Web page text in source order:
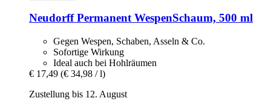
NeudorffPermanent WespenSchaum, 500 ml
Gegen Wespen, Schaben, Asseln & Co.
Sofortige Wirkung
Ideal auch bei Hohlräumen
€ 17,49 (€ 34,98 / l)
Zustellung bis 12. August